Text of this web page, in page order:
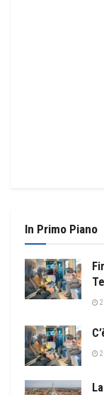
In Primo Piano